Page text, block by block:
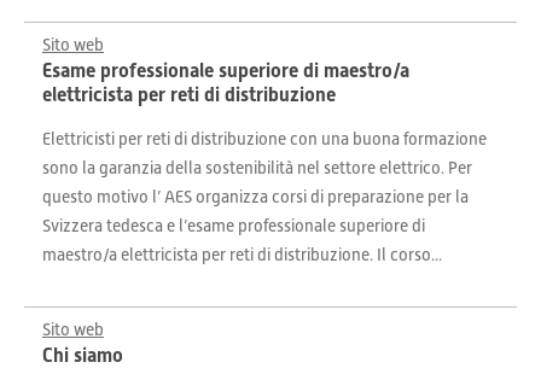
Sito web
Esame professionale superiore di maestro/a
elettricista per reti di distribuzione
Elettricisti per reti di distribuzione con una buona formazione
sono la garanzia della sostenibilità nel settore elettrico. Per
questo motivo l’ AES organizza corsi di preparazione per la
Svizzera tedesca e l’esame professionale superiore di
maestro/a elettricista per reti di distribuzione. Il corso...
Sito web
Chi siamo